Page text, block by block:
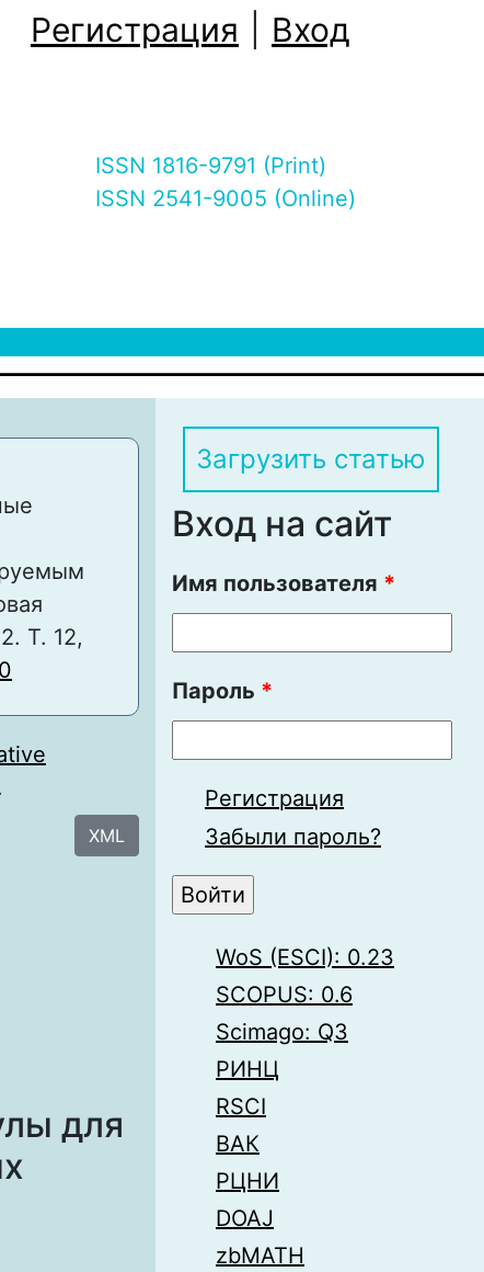
Регистрация Вход
ISSN 1816-9791 (Print)
ISSN 2541-9005 (Online)
Т. 12,
XML
для
Загрузить статью
Вход на сайт
Имя пользователя *
Пароль *
Регистрация
Забыли пароль?
WoS (ESCI): 0.23
SCOPUS: 0.6
Scimago: Q3
РИНЦ
RSCI
ВАК
РЦНИ
DOAJ
zbMATH